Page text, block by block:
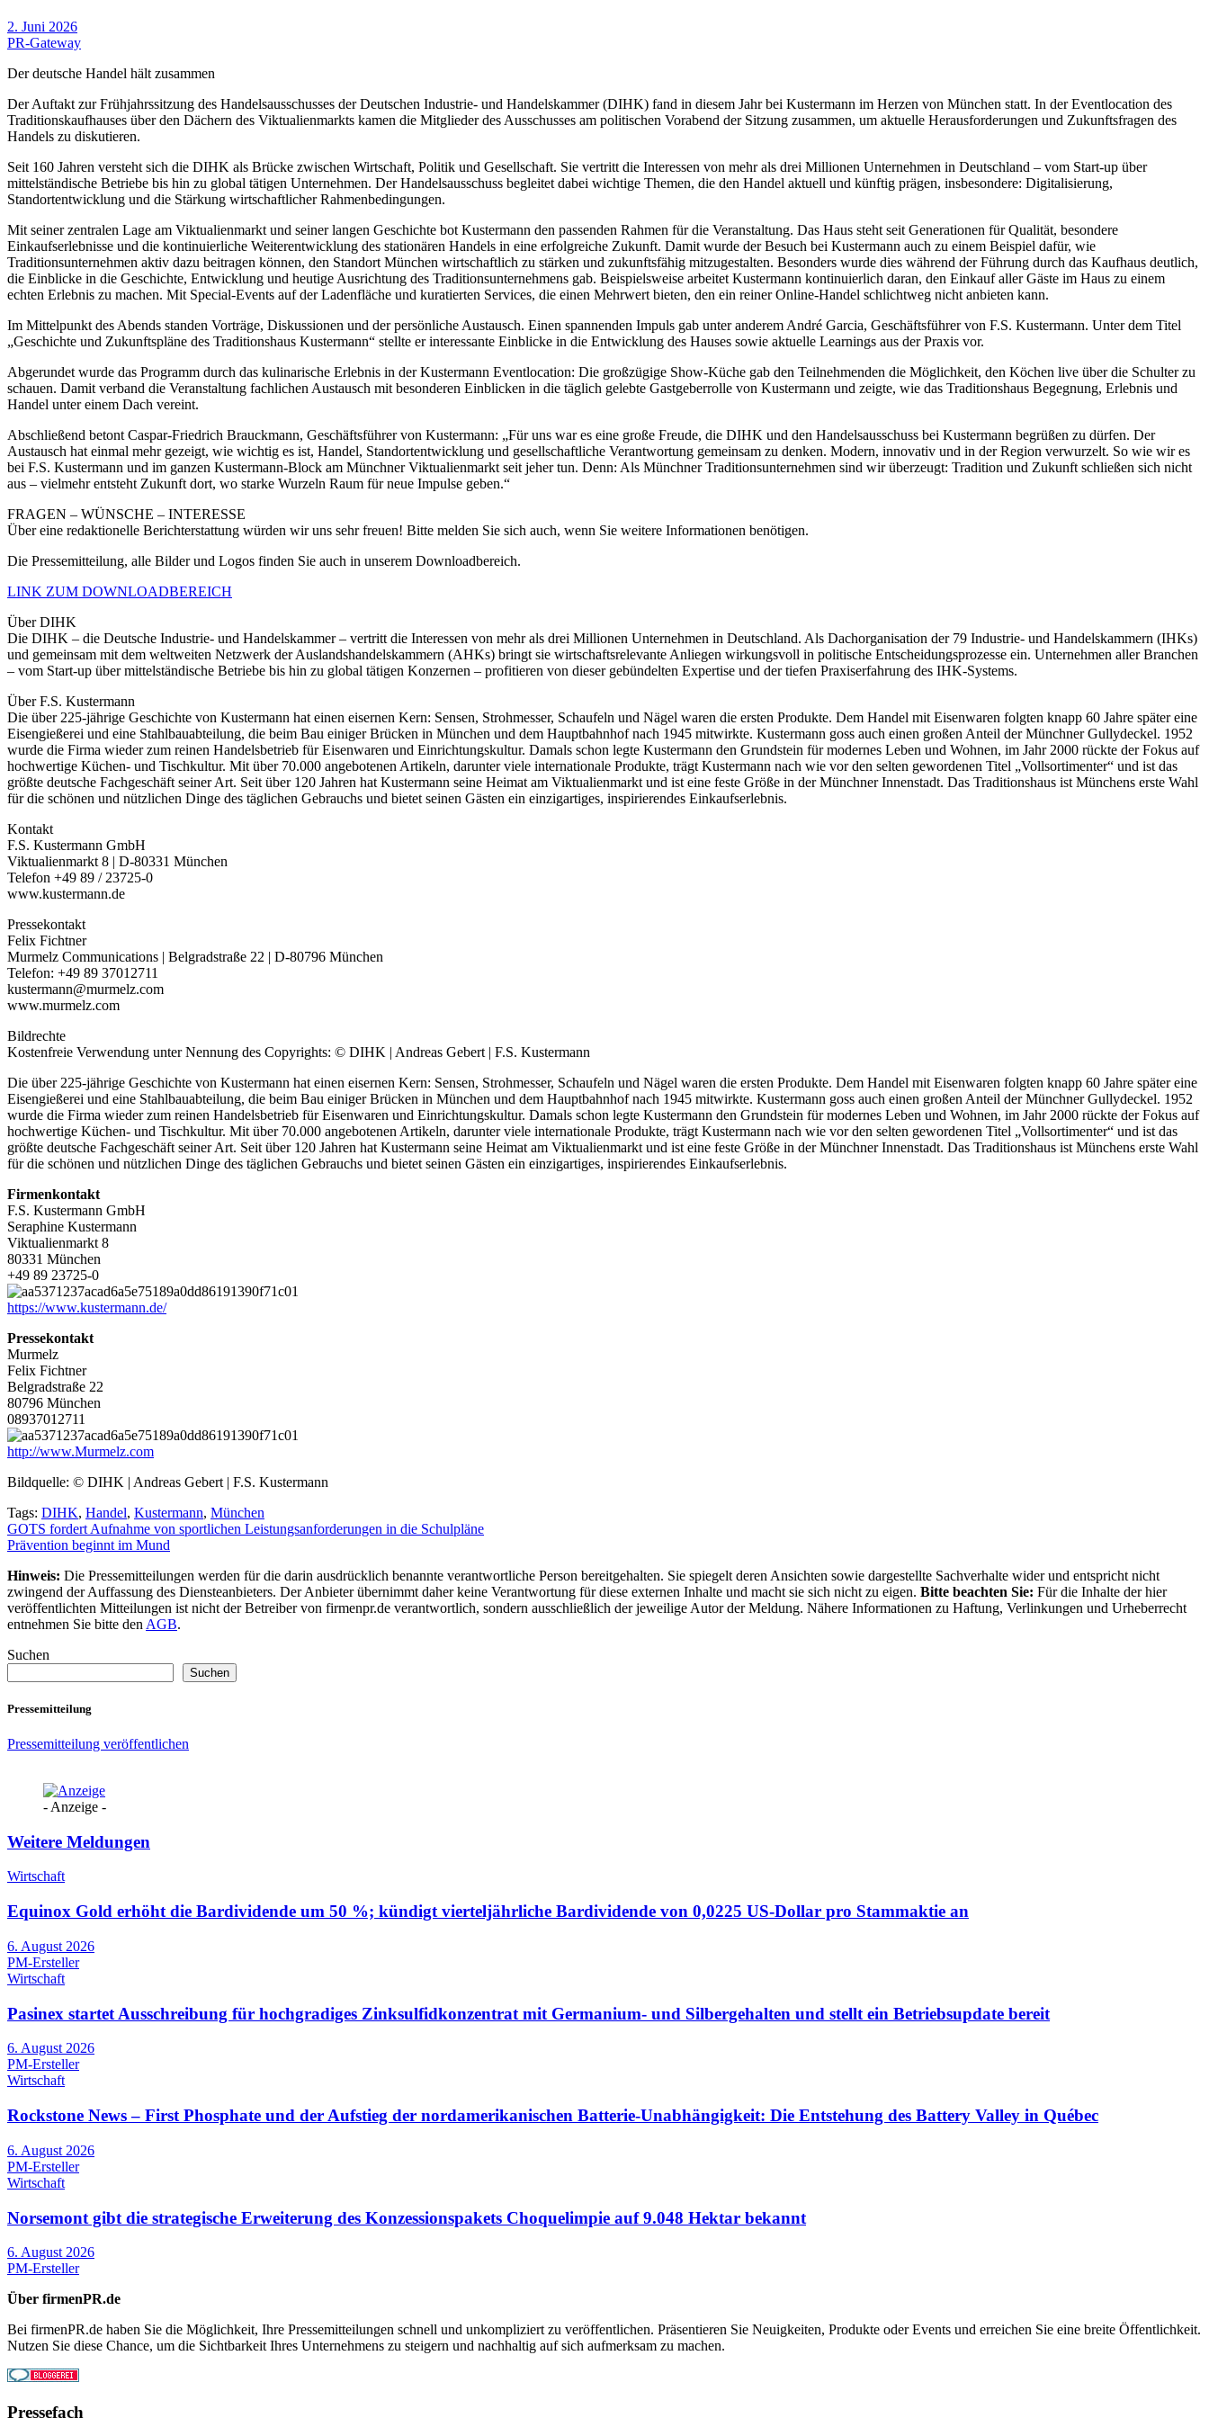
2. Juni 2026
PR-Gateway
Der deutsche Handel hält zusammen
Der Auftakt zur Frühjahrssitzung des Handelsausschusses der Deutschen Industrie- und Handelskammer (DIHK) fand in diesem Jahr bei Kustermann im Herzen von München statt. In der Eventlocation des
Traditionskaufhauses über den Dächern des Viktualienmarkts kamen die Mitglieder des Ausschusses am politischen Vorabend der Sitzung zusammen, um aktuelle Herausforderungen und Zukunftsfragen des
Handels zu diskutieren.
Seit 160 Jahren versteht sich die DIHK als Brücke zwischen Wirtschaft, Politik und Gesellschaft. Sie vertritt die Interessen von mehr als drei Millionen Unternehmen in Deutschland – vom Start-up über
mittelständische Betriebe bis hin zu global tätigen Unternehmen. Der Handelsausschuss begleitet dabei wichtige Themen, die den Handel aktuell und künftig prägen, insbesondere: Digitalisierung,
Standortentwicklung und die Stärkung wirtschaftlicher Rahmenbedingungen.
Mit seiner zentralen Lage am Viktualienmarkt und seiner langen Geschichte bot Kustermann den passenden Rahmen für die Veranstaltung. Das Haus steht seit Generationen für Qualität, besondere
Einkaufserlebnisse und die kontinuierliche Weiterentwicklung des stationären Handels in eine erfolgreiche Zukunft. Damit wurde der Besuch bei Kustermann auch zu einem Beispiel dafür, wie
Traditionsunternehmen aktiv dazu beitragen können, den Standort München wirtschaftlich zu stärken und zukunftsfähig mitzugestalten. Besonders wurde dies während der Führung durch das Kaufhaus deutlich,
die Einblicke in die Geschichte, Entwicklung und heutige Ausrichtung des Traditionsunternehmens gab. Beispielsweise arbeitet Kustermann kontinuierlich daran, den Einkauf aller Gäste im Haus zu einem
echten Erlebnis zu machen. Mit Special-Events auf der Ladenfläche und kuratierten Services, die einen Mehrwert bieten, den ein reiner Online-Handel schlichtweg nicht anbieten kann.
Im Mittelpunkt des Abends standen Vorträge, Diskussionen und der persönliche Austausch. Einen spannenden Impuls gab unter anderem André Garcia, Geschäftsführer von F.S. Kustermann. Unter dem Titel
„Geschichte und Zukunftspläne des Traditionshaus Kustermann“ stellte er interessante Einblicke in die Entwicklung des Hauses sowie aktuelle Learnings aus der Praxis vor.
Abgerundet wurde das Programm durch das kulinarische Erlebnis in der Kustermann Eventlocation: Die großzügige Show-Küche gab den Teilnehmenden die Möglichkeit, den Köchen live über die Schulter zu
schauen. Damit verband die Veranstaltung fachlichen Austausch mit besonderen Einblicken in die täglich gelebte Gastgeberrolle von Kustermann und zeigte, wie das Traditionshaus Begegnung, Erlebnis und
Handel unter einem Dach vereint.
Abschließend betont Caspar-Friedrich Brauckmann, Geschäftsführer von Kustermann: „Für uns war es eine große Freude, die DIHK und den Handelsausschuss bei Kustermann begrüßen zu dürfen. Der
Austausch hat einmal mehr gezeigt, wie wichtig es ist, Handel, Standortentwicklung und gesellschaftliche Verantwortung gemeinsam zu denken. Modern, innovativ und in der Region verwurzelt. So wie wir es
bei F.S. Kustermann und im ganzen Kustermann-Block am Münchner Viktualienmarkt seit jeher tun. Denn: Als Münchner Traditionsunternehmen sind wir überzeugt: Tradition und Zukunft schließen sich nicht
aus – vielmehr entsteht Zukunft dort, wo starke Wurzeln Raum für neue Impulse geben.“
FRAGEN – WÜNSCHE – INTERESSE
Über eine redaktionelle Berichterstattung würden wir uns sehr freuen! Bitte melden Sie sich auch, wenn Sie weitere Informationen benötigen.
Die Pressemitteilung, alle Bilder und Logos finden Sie auch in unserem Downloadbereich.
LINK ZUM DOWNLOADBEREICH
Über DIHK
Die DIHK – die Deutsche Industrie- und Handelskammer – vertritt die Interessen von mehr als drei Millionen Unternehmen in Deutschland. Als Dachorganisation der 79 Industrie- und Handelskammern (IHKs)
und gemeinsam mit dem weltweiten Netzwerk der Auslandshandelskammern (AHKs) bringt sie wirtschaftsrelevante Anliegen wirkungsvoll in politische Entscheidungsprozesse ein. Unternehmen aller Branchen
– vom Start-up über mittelständische Betriebe bis hin zu global tätigen Konzernen – profitieren von dieser gebündelten Expertise und der tiefen Praxiserfahrung des IHK-Systems.
Über F.S. Kustermann
Die über 225-jährige Geschichte von Kustermann hat einen eisernen Kern: Sensen, Strohmesser, Schaufeln und Nägel waren die ersten Produkte. Dem Handel mit Eisenwaren folgten knapp 60 Jahre später eine
Eisengießerei und eine Stahlbauabteilung, die beim Bau einiger Brücken in München und dem Hauptbahnhof nach 1945 mitwirkte. Kustermann goss auch einen großen Anteil der Münchner Gullydeckel. 1952
wurde die Firma wieder zum reinen Handelsbetrieb für Eisenwaren und Einrichtungskultur. Damals schon legte Kustermann den Grundstein für modernes Leben und Wohnen, im Jahr 2000 rückte der Fokus auf
hochwertige Küchen- und Tischkultur. Mit über 70.000 angebotenen Artikeln, darunter viele internationale Produkte, trägt Kustermann nach wie vor den selten gewordenen Titel „Vollsortimenter“ und ist das
größte deutsche Fachgeschäft seiner Art. Seit über 120 Jahren hat Kustermann seine Heimat am Viktualienmarkt und ist eine feste Größe in der Münchner Innenstadt. Das Traditionshaus ist Münchens erste Wahl
für die schönen und nützlichen Dinge des täglichen Gebrauchs und bietet seinen Gästen ein einzigartiges, inspirierendes Einkaufserlebnis.
Kontakt
F.S. Kustermann GmbH
Viktualienmarkt 8 | D-80331 München
Telefon +49 89 / 23725-0
www.kustermann.de
Pressekontakt
Felix Fichtner
Murmelz Communications | Belgradstraße 22 | D-80796 München
Telefon: +49 89 37012711
kustermann@murmelz.com
www.murmelz.com
Bildrechte
Kostenfreie Verwendung unter Nennung des Copyrights: © DIHK | Andreas Gebert | F.S. Kustermann
Die über 225-jährige Geschichte von Kustermann hat einen eisernen Kern: Sensen, Strohmesser, Schaufeln und Nägel waren die ersten Produkte. Dem Handel mit Eisenwaren folgten knapp 60 Jahre später eine
Eisengießerei und eine Stahlbauabteilung, die beim Bau einiger Brücken in München und dem Hauptbahnhof nach 1945 mitwirkte. Kustermann goss auch einen großen Anteil der Münchner Gullydeckel. 1952
wurde die Firma wieder zum reinen Handelsbetrieb für Eisenwaren und Einrichtungskultur. Damals schon legte Kustermann den Grundstein für modernes Leben und Wohnen, im Jahr 2000 rückte der Fokus auf
hochwertige Küchen- und Tischkultur. Mit über 70.000 angebotenen Artikeln, darunter viele internationale Produkte, trägt Kustermann nach wie vor den selten gewordenen Titel „Vollsortimenter“ und ist das
größte deutsche Fachgeschäft seiner Art. Seit über 120 Jahren hat Kustermann seine Heimat am Viktualienmarkt und ist eine feste Größe in der Münchner Innenstadt. Das Traditionshaus ist Münchens erste Wahl
für die schönen und nützlichen Dinge des täglichen Gebrauchs und bietet seinen Gästen ein einzigartiges, inspirierendes Einkaufserlebnis.
Firmenkontakt
F.S. Kustermann GmbH
Seraphine Kustermann
Viktualienmarkt 8
80331 München
+49 89 23725-0
https://www.kustermann.de/
Pressekontakt
Murmelz
Felix Fichtner
Belgradstraße 22
80796 München
08937012711
http://www.Murmelz.com
Bildquelle: © DIHK | Andreas Gebert | F.S. Kustermann
Tags: DIHK, Handel, Kustermann, München
Beitragsnavigation
GOTS fordert Aufnahme von sportlichen Leistungsanforderungen in die Schulpläne
Prävention beginnt im Mund
Hinweis: Die Pressemitteilungen werden für die darin ausdrücklich benannte verantwortliche Person bereitgehalten. Sie spiegelt deren Ansichten sowie dargestellte Sachverhalte wider und entspricht nicht
zwingend der Auffassung des Diensteanbieters. Der Anbieter übernimmt daher keine Verantwortung für diese externen Inhalte und macht sie sich nicht zu eigen. Bitte beachten Sie: Für die Inhalte der hier
veröffentlichten Mitteilungen ist nicht der Betreiber von firmenpr.de verantwortlich, sondern ausschließlich der jeweilige Autor der Meldung. Nähere Informationen zu Haftung, Verlinkungen und Urheberrecht
entnehmen Sie bitte den AGB.
Suchen
Suchen
Pressemitteilung
Pressemitteilung veröffentlichen
- Anzeige -
Weitere Meldungen
Wirtschaft
Equinox Gold erhöht die Bardividende um 50 %; kündigt vierteljährliche Bardividende von 0,0225 US-Dollar pro Stammaktie an
6. August 2026
PM-Ersteller
Wirtschaft
Pasinex startet Ausschreibung für hochgradiges Zinksulfidkonzentrat mit Germanium- und Silbergehalten und stellt ein Betriebsupdate bereit
6. August 2026
PM-Ersteller
Wirtschaft
Rockstone News – First Phosphate und der Aufstieg der nordamerikanischen Batterie-Unabhängigkeit: Die Entstehung des Battery Valley in Québec
6. August 2026
PM-Ersteller
Wirtschaft
Norsemont gibt die strategische Erweiterung des Konzessionspakets Choquelimpie auf 9.048 Hektar bekannt
6. August 2026
PM-Ersteller
Über firmenPR.de
Bei firmenPR.de haben Sie die Möglichkeit, Ihre Pressemitteilungen schnell und unkompliziert zu veröffentlichen. Präsentieren Sie Neuigkeiten, Produkte oder Events und erreichen Sie eine breite Öffentlichkeit.
Nutzen Sie diese Chance, um die Sichtbarkeit Ihres Unternehmens zu steigern und nachhaltig auf sich aufmerksam zu machen.
Pressefach